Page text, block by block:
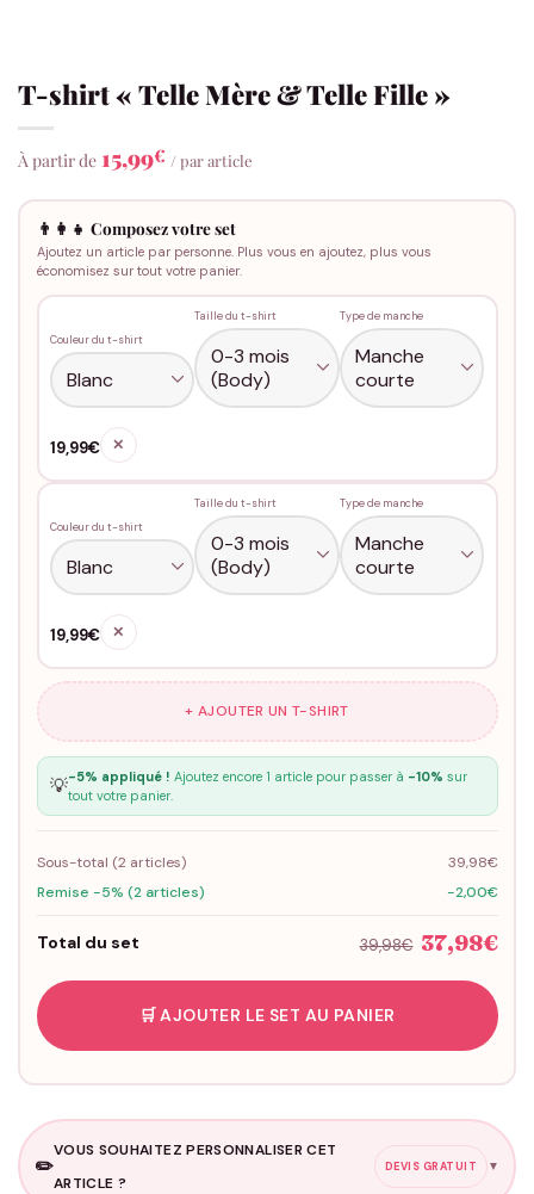
T-shirt « Telle Mère & Telle Fille »
À partir de 15,99€ / par article
👨‍👩‍👧 Composez votre set
Ajoutez un article par personne. Plus vous en ajoutez, plus vous
économisez sur tout votre panier.
Couleur du t-shirt
Taille du t-shirt Type de manche
19,99€ ✕
Couleur du t-shirt
Taille du t-shirt Type de manche
19,99€ ✕
+ AJOUTER UN T-SHIRT
💡-5% appliqué ! Ajoutez encore 1 article pour passer à -10% sur
tout votre panier.
Sous-total (2articles)
39,98€
Remise -5% (2 articles)
-2,00€
Total du set 39,98€ 37,98€
🛒 AJOUTER LE SET AU PANIER
✏️
VOUS SOUHAITEZ PERSONNALISER CET
ARTICLE ?
DEVIS GRATUIT ▼